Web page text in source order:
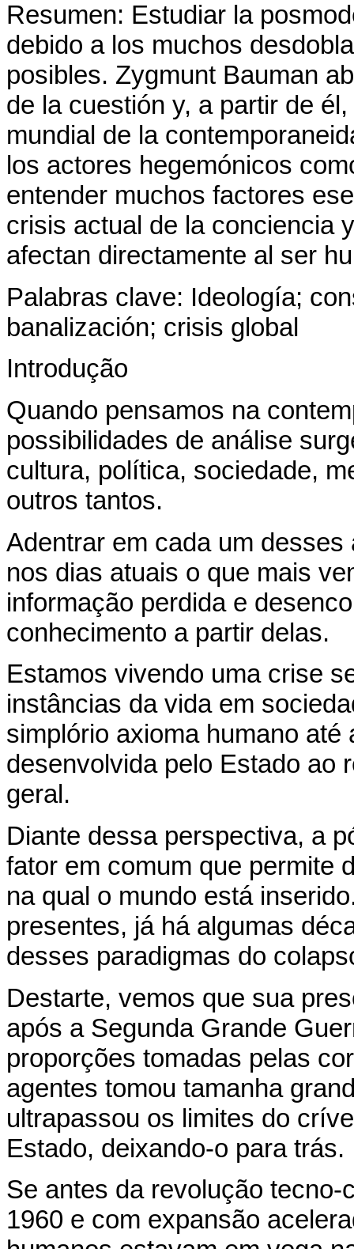
Resumen: Estudiar la
debido a los muchos
posibles. Zygmunt Bauman
de la cuestión y, a partir de
mundial de la
los actores hegemónicos
entender muchos factores
crisis actual de la conciencia
afectan directamente al ser
Palabras clave: Ideología;
banalización; crisis global
Introdução
Quando pensamos na
possibilidades de análise
cultura, política, sociedade,
outros tantos.
Adentrar em cada um
nos dias atuais o que mais
informação perdida e
conhecimento a partir delas.
Estamos vivendo uma crise
instâncias da vida em
simplório axioma humano
desenvolvida pelo Estado ao
geral.
Diante dessa perspectiva, a
fator em comum que permite
na qual o mundo está
presentes, já há algumas
desses paradigmas do
Destarte, vemos que sua
após a Segunda Grande
proporções tomadas pelas
agentes tomou tamanha
ultrapassou os limites do
Estado, deixando-o para trás.
Se antes da revolução
1960 e com expansão